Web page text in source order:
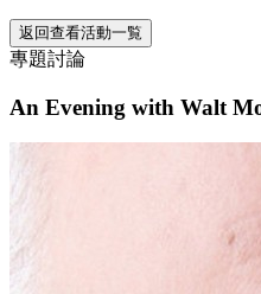
返回查看活動一覧
專題討論
An Evening with Walt